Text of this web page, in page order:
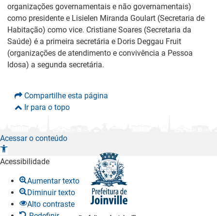
organizações governamentais e não governamentais)
como presidente e Lisielen Miranda Goulart (Secretaria de
Habitação) como vice. Cristiane Soares (Secretaria da
Saúde) é a primeira secretária e Doris Deggau Fruit
(organizações de atendimento e convivência a Pessoa
Idosa) a segunda secretária.
Compartilhe esta página
Ir para o topo
Acessar o conteúdo
A
b
Acessibilidade
Aumentar texto
Diminuir texto
Alto contraste